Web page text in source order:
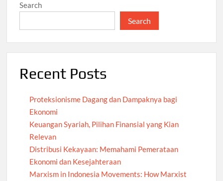
Search
Search
Recent Posts
Proteksionisme Dagang dan Dampaknya bagi
Ekonomi
Keuangan Syariah, Pilihan Finansial yang Kian
Relevan
Distribusi Kekayaan: Memahami Pemerataan
Ekonomi dan Kesejahteraan
Marxism in Indonesia Movements: How Marxist